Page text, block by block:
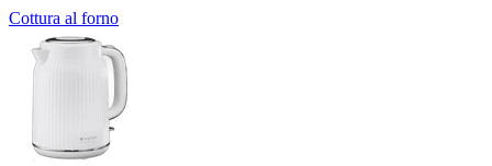
Cottura al forno